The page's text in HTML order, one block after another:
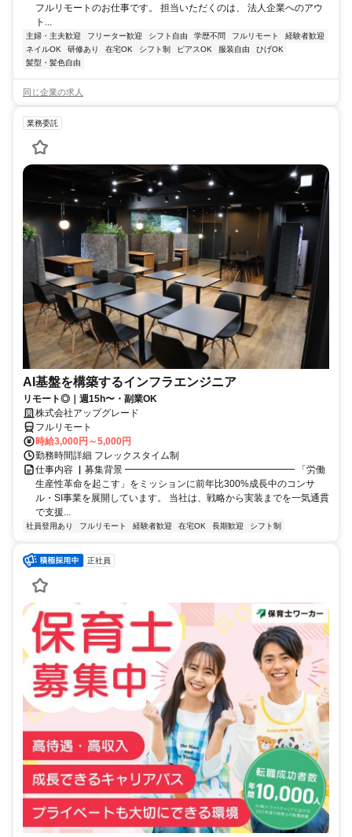
フルリモートのお仕事です。 担当いただくのは、 法人企業へのアウ
ト...
主婦・主夫歓迎 フリーター歓迎 シフト自由 学歴不問 フルリモート
経験者歓迎
ネイルOK
研修あり 在宅OK シフト制 ピアスOK 服装自由
ひげOK
髪型・髪色自由
同じ企業の求人
業務委託
AI基盤を構築するインフラエンジニア
リモート◎｜週15h〜・副業OK
株式会社アップグレード
フルリモート
時給3,000円～5,000円
勤務時間詳細 フレックスタイム制
仕事内容 ▏募集背景 ━━━━━━━━━━━━━━━━━━ 「労働
生産性革命を起こす」をミッションに前年比300%成長中のコンサ
ル・SI事業を展開しています。 当社は、戦略から実装までを一気通貫
で支援...
社員登用あり フルリモート 経験者歓迎 在宅OK 長期歓迎 シフト制
正社員